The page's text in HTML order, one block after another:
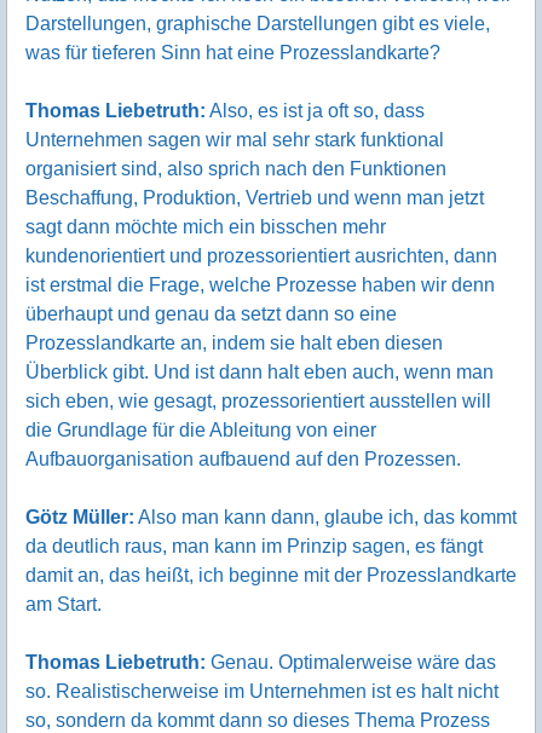
Darstellungen, graphische Darstellungen gibt es viele,
was für tieferen Sinn hat eine Prozesslandkarte?
Thomas Liebetruth: Also, es ist ja oft so, dass
Unternehmen sagen wir mal sehr stark funktional
organisiert sind, also sprich nach den Funktionen
Beschaffung, Produktion, Vertrieb und wenn man jetzt
sagt dann möchte mich ein bisschen mehr
kundenorientiert und prozessorientiert ausrichten, dann
ist erstmal die Frage, welche Prozesse haben wir denn
überhaupt und genau da setzt dann so eine
Prozesslandkarte an, indem sie halt eben diesen
Überblick gibt. Und ist dann halt eben auch, wenn man
sich eben, wie gesagt, prozessorientiert ausstellen will
die Grundlage für die Ableitung von einer
Aufbauorganisation aufbauend auf den Prozessen.
Götz Müller: Also man kann dann, glaube ich, das kommt
da deutlich raus, man kann im Prinzip sagen, es fängt
damit an, das heißt, ich beginne mit der Prozesslandkarte
am Start.
Thomas Liebetruth: Genau. Optimalerweise wäre das
so. Realistischerweise im Unternehmen ist es halt nicht
so, sondern da kommt dann so dieses Thema Prozess